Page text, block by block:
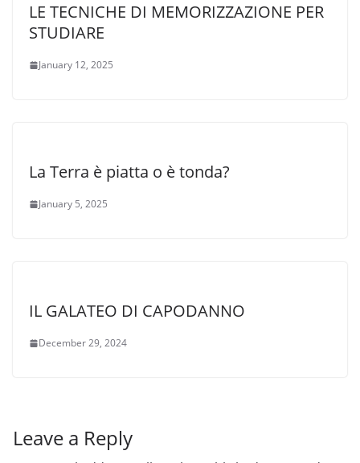
LE TECNICHE DI MEMORIZZAZIONE PER
STUDIARE
January 12, 2025
La Terra è piatta o è tonda?
January 5, 2025
IL GALATEO DI CAPODANNO
December 29, 2024
Leave a Reply